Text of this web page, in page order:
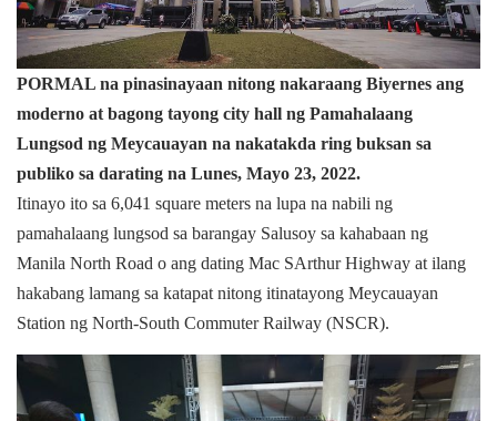
PORMAL na pinasinayaan nitong nakaraang Biyernes ang
moderno at bagong tayong city hall ng Pamahalaang
Lungsod ng Meycauayan na nakatakda ring buksan sa
publiko sa darating na Lunes, Mayo 23, 2022.
Itinayo ito sa 6,041 square meters na lupa na nabili ng
pamahalaang lungsod sa barangay Salusoy sa kahabaan ng
Manila North Road o ang dating Mac SArthur Highway at ilang
hakabang lamang sa katapat nitong itinatayong Meycauayan
Station ng North-South Commuter Railway (NSCR).